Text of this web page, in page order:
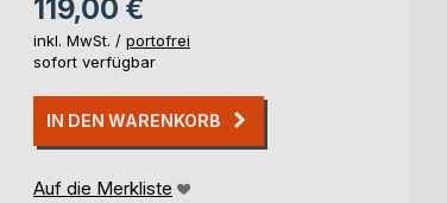
119,00 €
inkl. MwSt. / portofrei
sofort verfügbar
IN DEN WARENKORB
Auf die Merkliste